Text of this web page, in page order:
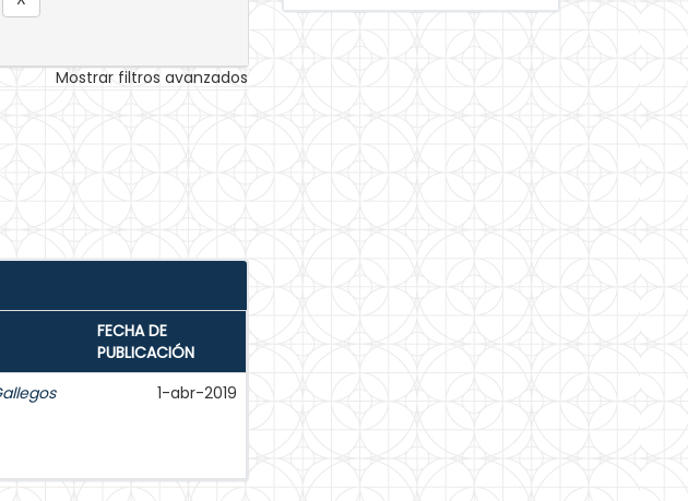
Mostrar filtros avanzados
FECHA DE
PUBLICACIÓN
1-abr-2019